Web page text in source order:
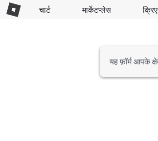
चार्ट मार्केटप्लेस
यह फ़ॉर्म आपके